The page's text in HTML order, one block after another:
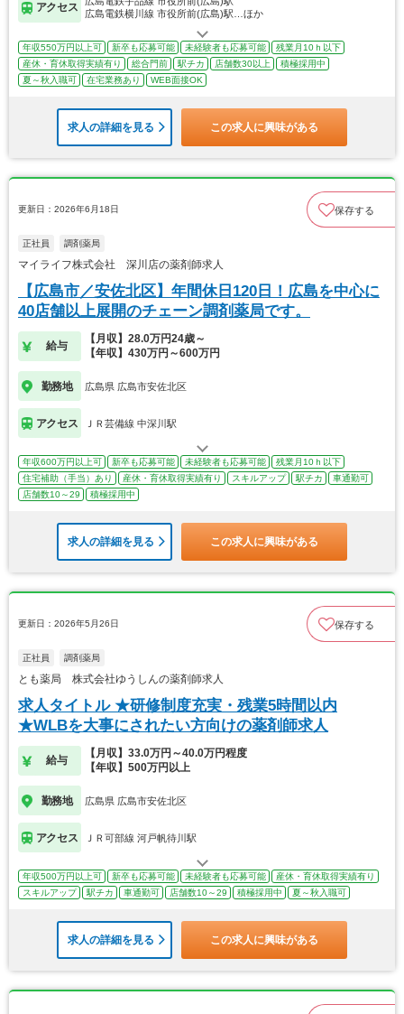
アクセス
広島電鉄横川線 市役所前(広島)駅…ほか
年収550万円以上可 新卒も応募可能 未経験者も応募可能
残業月10ｈ以下
産休・育休取得実績有り
総合門前 駅チカ 店舗数30以上
積極採用中
夏～秋入職可
在宅業務あり WEB面接OK
求人の詳細を見る この求人に興味がある
更新日：2026年6月18日 保存する
正社員 調剤薬局
マイライフ株式会社 深川店の薬剤師求人
【広島市／安佐北区】年間休日120日！広島を中心に
40店舗以上展開のチェーン調剤薬局です。
給与
【月収】28.0万円24歳～
【年収】430万円～600万円
勤務地 広島県 広島市安佐北区
アクセス ＪＲ芸備線 中深川駅
年収600万円以上可 新卒も応募可能 未経験者も応募可能
残業月10ｈ以下
住宅補助（手当）あり
産休・育休取得実績有り スキルアップ 駅チカ
車通勤可
店舗数10～29
積極採用中
求人の詳細を見る この求人に興味がある
更新日：2026年5月26日 保存する
正社員 調剤薬局
とも薬局 株式会社ゆうしんの薬剤師求人
求人タイトル ★研修制度充実・残業5時間以内
★WLBを大事にされたい方向けの薬剤師求人
給与
【月収】33.0万円～40.0万円程度
【年収】500万円以上
勤務地 広島県 広島市安佐北区
アクセス ＪＲ可部線 河戸帆待川駅
年収500万円以上可 新卒も応募可能 未経験者も応募可能
産休・育休取得実績有り
スキルアップ
駅チカ 車通勤可 店舗数10～29 積極採用中 夏～秋入職可
求人の詳細を見る この求人に興味がある